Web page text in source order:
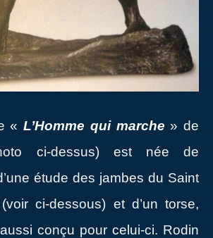
«L’Homme qui marche » de
ci-dessus) est née de
étude des jambes du Saint
ci-dessous) et d’un torse,
conçu pour celui-ci. Rodin